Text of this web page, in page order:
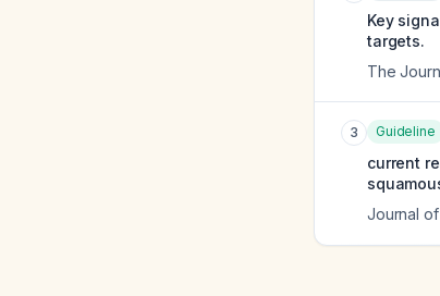
Key
targets.
The
3 Guideline
current
Journal